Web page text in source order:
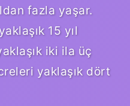
fazla yaşar.
15 yıl
iki ila üç
yaklaşık dört